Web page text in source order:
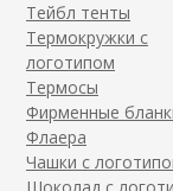
Тейбл тенты
Термокружки с
логотипом
Термосы
Фирменные
Флаера
Чашки с